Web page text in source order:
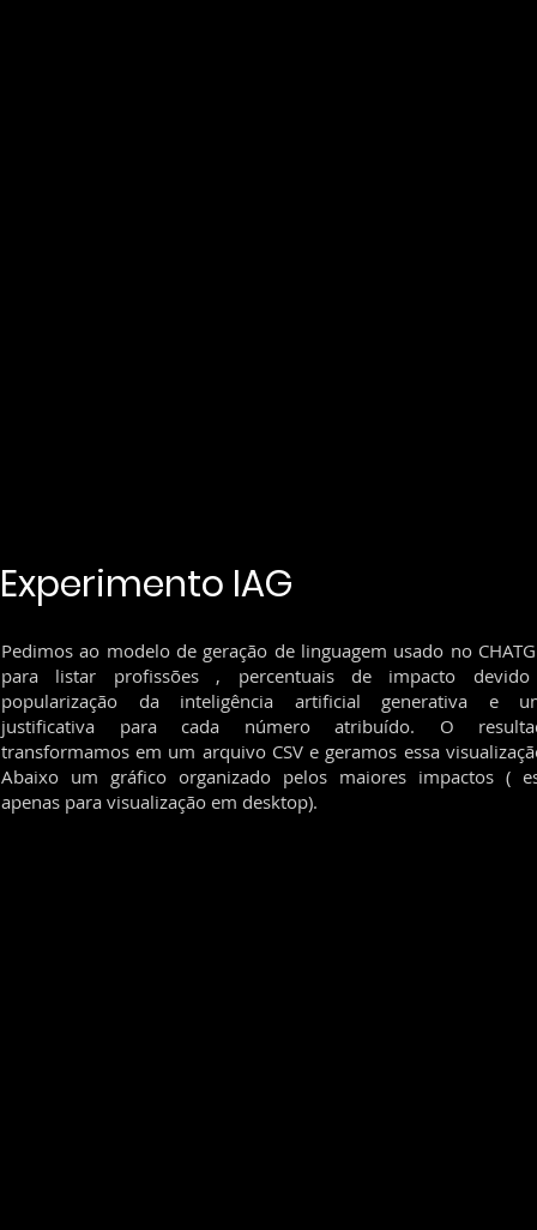
Experimento IAG
Pedimos ao modelo de geração de linguagem usado no
para listar profissões , percentuais de impacto
popularização da inteligência artificial generativa e
justificativa para cada número atribuído. O
transformamos em um arquivo CSV e geramos essa
Abaixo um gráfico organizado pelos maiores impactos (
apenas para visualização em desktop).